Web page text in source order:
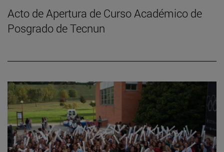
Acto de Apertura de Curso Académico de
Posgrado de Tecnun